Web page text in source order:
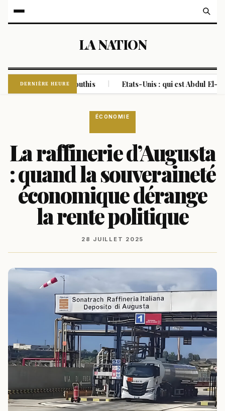
LA NATION
DERNIÈRE HEURE
de rebelles houthis | Etats-Unis : qui est Abdul El-Sayed,
ÉCONOMIE
La raffinerie d’Augusta
: quand la souveraineté
économique dérange
la rente politique
28 JUILLET 2025